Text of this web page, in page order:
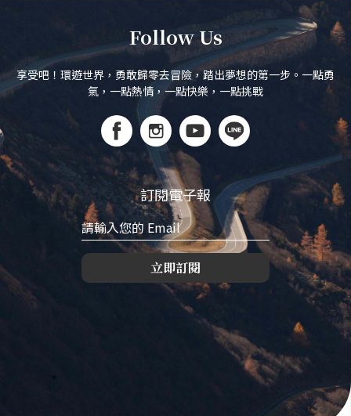
Follow Us
享受吧！環遊世界，勇敢歸零去冒險，踏出夢想的第一步。一點勇
氣，一點熱情，一點快樂，一點挑戰
訂閱電子報
立即訂閱